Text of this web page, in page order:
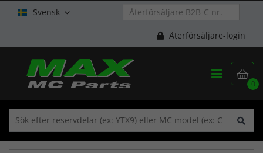
Svensk 
Återförsäljare-login

0
